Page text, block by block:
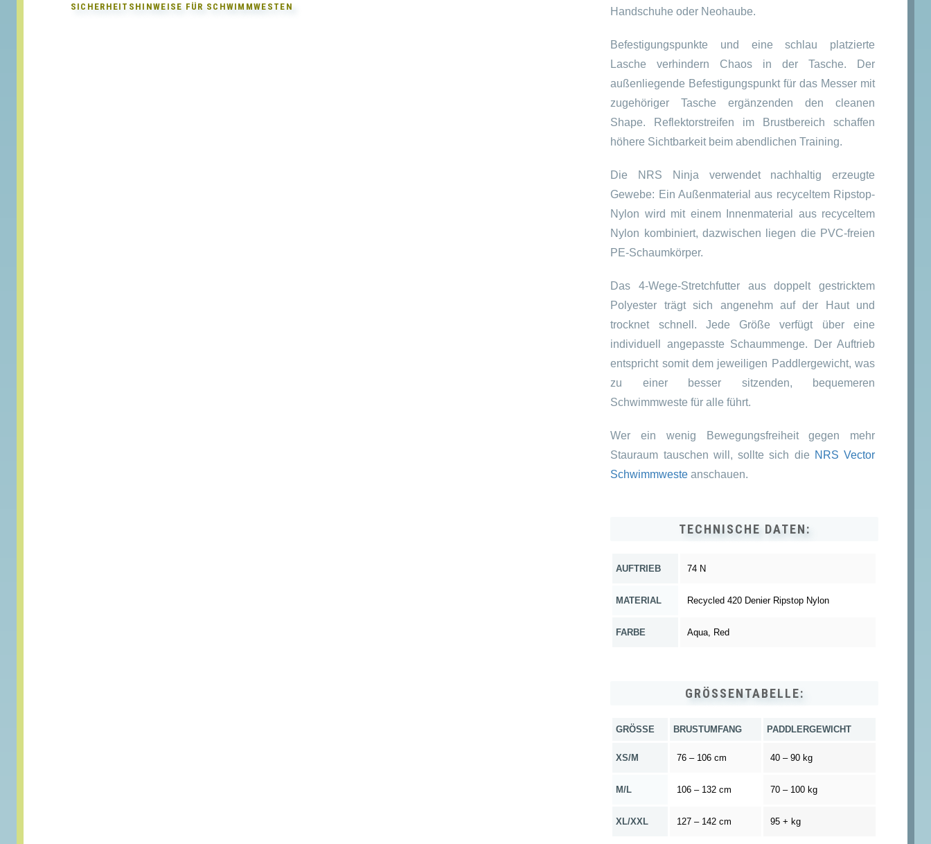
SICHERHEITSHINWEISE FÜR SCHWIMMWESTEN
Handschuhe oder Neohaube.
Befestigungspunkte und eine schlau platzierte
Lasche verhindern Chaos in der Tasche. Der
außenliegende Befestigungspunkt für das Messer mit
zugehöriger Tasche ergänzenden den cleanen
Shape. Reflektorstreifen im Brustbereich schaffen
höhere Sichtbarkeit beim abendlichen Training.
Die NRS Ninja verwendet nachhaltig erzeugte
Gewebe: Ein Außenmaterial aus recyceltem Ripstop-
Nylon wird mit einem Innenmaterial aus recyceltem
Nylon kombiniert, dazwischen liegen die PVC-freien
PE-Schaumkörper.
Das 4-Wege-Stretchfutter aus doppelt gestricktem
Polyester trägt sich angenehm auf der Haut und
trocknet schnell. Jede Größe verfügt über eine
individuell angepasste Schaummenge. Der Auftrieb
entspricht somit dem jeweiligen Paddlergewicht, was
zu einer besser sitzenden, bequemeren
Schwimmweste für alle führt.
Wer ein wenig Bewegungsfreiheit gegen mehr
Stauraum tauschen will, sollte sich die NRS Vector
Schwimmweste anschauen.
TECHNISCHE DATEN:
AUFTRIEB 74 N
MATERIAL Recycled 420 Denier Ripstop Nylon
FARBE Aqua, Red
GRÖSSENTABELLE:
GRÖSSE BRUSTUMFANG PADDLERGEWICHT
XS/M 76 – 106 cm 40 – 90 kg
M/L 106 – 132 cm 70 – 100 kg
XL/XXL 127 – 142 cm 95 + kg